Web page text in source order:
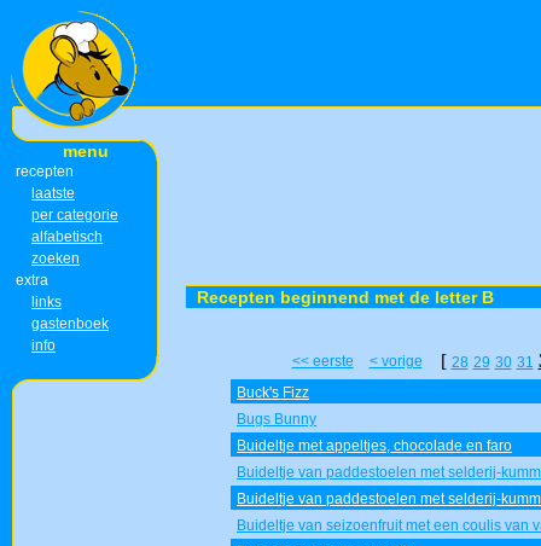
menu
recepten
laatste
per categorie
alfabetisch
zoeken
extra
links
gastenboek
info
Recepten beginnend met de letter B
<< eerste < vorige [ 28 29 30 31
Buck's Fizz
Bugs Bunny
Buideltje met appeltjes, chocolade en faro
Buideltje van paddestoelen met selderij-
Buideltje van paddestoelen met selderij-
Buideltje van seizoenfruit met een coulis van